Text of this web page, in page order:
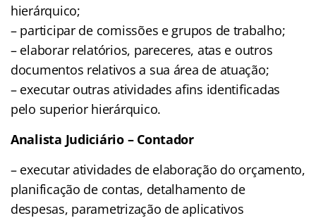
hierárquico;
– participar de comissões e grupos de trabalho;
– elaborar relatórios, pareceres, atas e outros
documentos relativos a sua área de atuação;
– executar outras atividades afins identificadas
pelo superior hierárquico.
Analista Judiciário – Contador
– executar atividades de elaboração do orçamento,
planificação de contas, detalhamento de
despesas, parametrização de aplicativos